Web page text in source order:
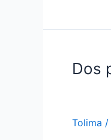
Dos
Tolima /
Dos
personas
vida